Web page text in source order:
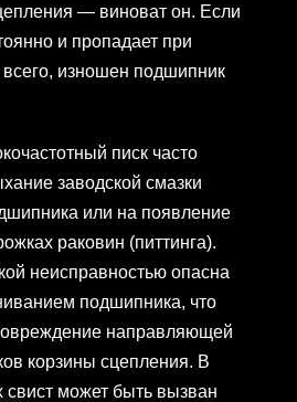
— виноват он. Если
и пропадает при
изношен подшипник
писк часто
заводской смазки
или на появление
раковин (питтинга).
неисправностью опасна
подшипника, что
направляющей
корзины сцепления. В
свист может быть вызван